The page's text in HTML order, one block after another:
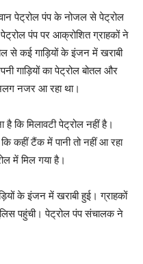
पेट्रोल पंप के नोजल से पेट्रोल
पंप पर आक्रोशित ग्राहकों ने
से कई गाड़ियों के इंजन में खराबी
गाड़ियों का पेट्रोल बोतल और
नजर आ रहा था।
कि मिलावटी पेट्रोल नहीं है।
कहीं टैंक में पानी तो नहीं आ रहा
में मिल गया है।
के इंजन में खराबी हुई। ग्राहकों
पहुंची। पेट्रोल पंप संचालक ने